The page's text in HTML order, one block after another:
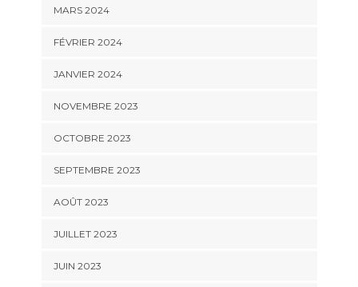
MARS 2024
FÉVRIER 2024
JANVIER 2024
NOVEMBRE 2023
OCTOBRE 2023
SEPTEMBRE 2023
AOÛT 2023
JUILLET 2023
JUIN 2023